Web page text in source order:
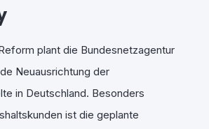
plant die Bundesnetzagentur
Neuausrichtung der
in Deutschland. Besonders
ist die geplante